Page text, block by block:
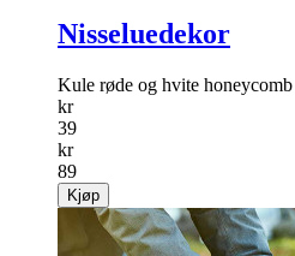
Nisseluedekor
Kule røde og hvite honeycomb
kr
39
kr
89
Kjøp